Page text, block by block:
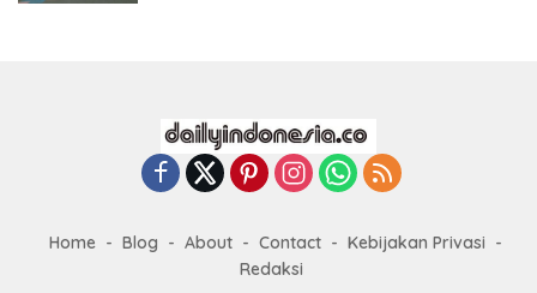
Home Blog About Contact
Kebijakan Privasi
Redaksi